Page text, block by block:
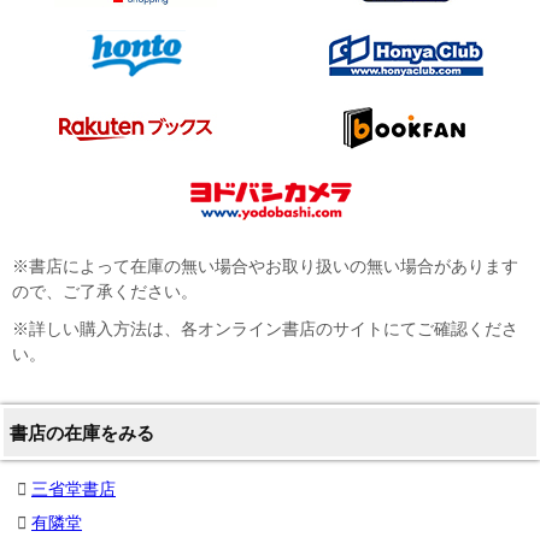
※書店によって在庫の無い場合やお取り扱いの無い場合があります
ので、ご了承ください。
※詳しい購入方法は、各オンライン書店のサイトにてご確認くださ
い。
書店の在庫をみる
三省堂書店
有隣堂